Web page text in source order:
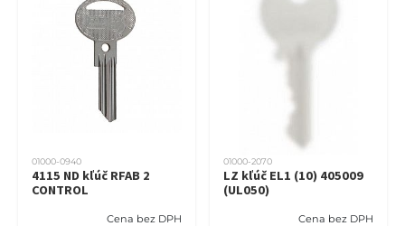
01000-0940
4115 ND kľúč RFAB 2
CONTROL
Cena bez DPH
01000-2070
LZ kľúč EL1 (10) 405009
(UL050)
Cena bez DPH